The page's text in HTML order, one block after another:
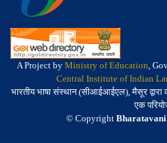
A Project by Ministry of Education,
Central Institute of Indian
भारतीय भाषा संस्थान (सीआईआईएल), मैसूर द्वारा
एक
© Copyright Bharatavani